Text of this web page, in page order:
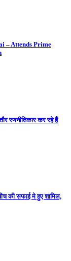
– Attends Prime
रणनीतिकार कर रहे हैं
की सफाई मे हुए शामिल,